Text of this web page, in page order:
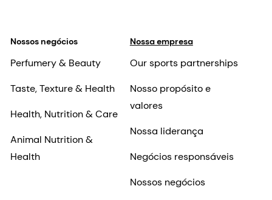
Nossos negócios
Perfumery & Beauty
Taste, Texture & Health
Health, Nutrition & Care
Animal Nutrition &
Health
Nossa empresa
Our sports partnerships
Nosso propósito e
valores
Nossa liderança
Negócios responsáveis
Nossos negócios